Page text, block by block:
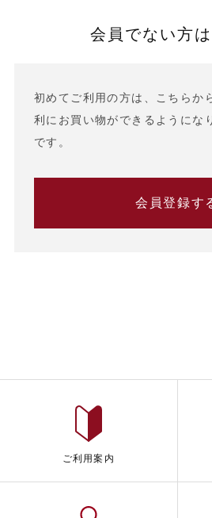
会員でない方
初めてご利用の方は、こちらか
利にお買い物ができるようにな
です。
会員登録す
ご利用案内